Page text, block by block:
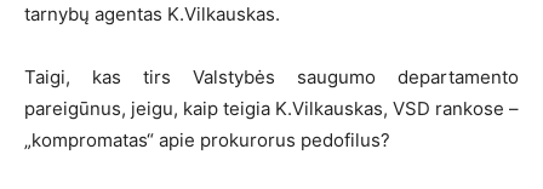
tarnybų agentas K.Vilkauskas.
Taigi, kas tirs Valstybės saugumo departamento
pareigūnus, jeigu, kaip teigia K.Vilkauskas, VSD rankose –
„kompromatas“ apie prokurorus pedofilus?